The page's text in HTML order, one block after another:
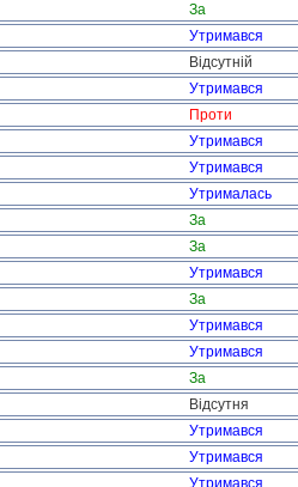
За
Утримався
Відсутній
Утримався
Проти
Утримався
Утримався
Утрималась
За
За
Утримався
За
Утримався
Утримався
За
Відсутня
Утримався
Утримався
Утримався